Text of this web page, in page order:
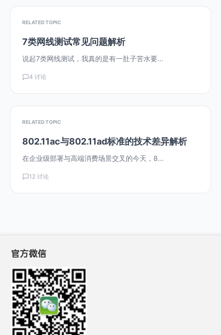
RELATED TOPIC
7类网线测试常见问题解析
说起7类网线测试，我真的是有一肚子苦水要...
4 讨论
RELATED TOPIC
802.11ac与802.11ad标准的技术差异解析
在企业级部署与高端消费场景交叉的今天，8...
12 讨论
官方微信